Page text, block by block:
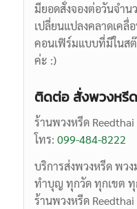
มียอดสั่งจองต่อวันจำ
เปลี่ยนแปลงคลาดเคลื่
คอนเฟิร์มแบบที่มีในส
ค่ะ :)
ติดต่อ สั่งพวงหรี
ร้านพวงหรีด Reedthai
โทร: 099-484-8222
บริการส่งพวงหรีด พว
ทำบุญ ทุกวัด ทุกเขต ทุ
ร้านพวงหรีด Reedthai